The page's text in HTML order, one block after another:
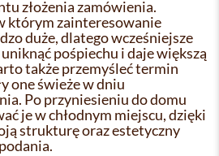
złożenia zamówienia.
którym zainteresowanie
duże, dlatego wcześniejsze
pośpiechu i daje większą
także przemyśleć termin
one świeże w dniu
Po przyniesieniu do domu
je w chłodnym miejscu, dzięki
strukturę oraz estetyczny